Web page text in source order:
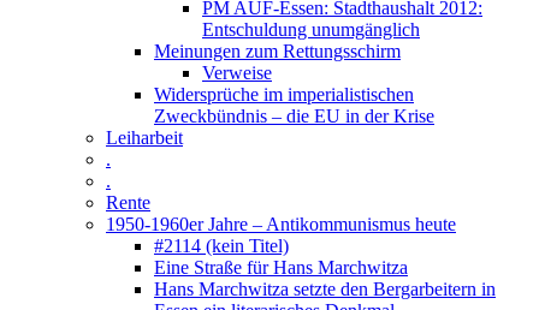
PM AUF-Essen: Stadthaushalt 2012:
Entschuldung unumgänglich
Meinungen zum Rettungsschirm
Verweise
Widersprüche im imperialistischen
Zweckbündnis – die EU in der Krise
Leiharbeit
.
.
Rente
1950-1960er Jahre – Antikommunismus heute
#2114 (kein Titel)
Eine Straße für Hans Marchwitza
Hans Marchwitza setzte den Bergarbeitern in